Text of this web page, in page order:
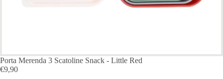
Porta Merenda 3 Scatoline Snack - Little Red
€9,90